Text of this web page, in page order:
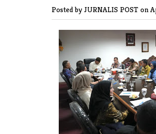
Posted by JURNALIS POST on